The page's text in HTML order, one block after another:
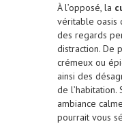
À l’opposé, la
véritable oasis
des regards
distraction. De
crémeux ou
ainsi des
de l’habitation.
ambiance
pourrait vous